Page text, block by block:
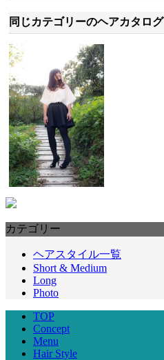
同じカテゴリーのヘアカタログ
カテゴリー
ヘアスタイル一覧
Short & Medium
Long
Photo
TOP
Concept
Menu
Hair Style